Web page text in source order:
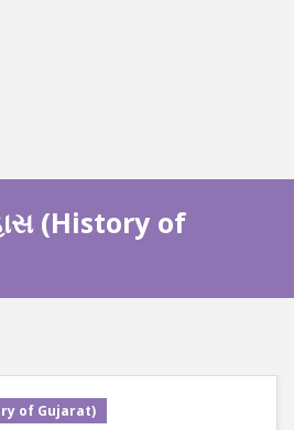
(History of
of Gujarat)